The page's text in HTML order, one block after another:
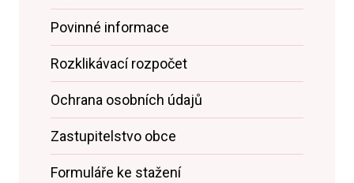
Povinné informace
Rozklikávací rozpočet
Ochrana osobních údajů
Zastupitelstvo obce
Formuláře ke stažení